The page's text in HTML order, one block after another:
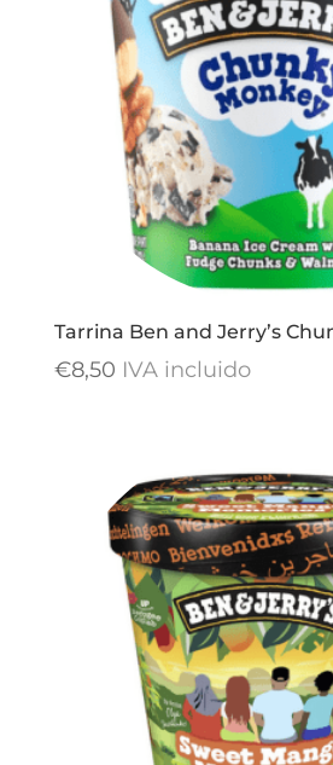
Tarrina Ben and Jerry’s
€8,50 IVA incluido